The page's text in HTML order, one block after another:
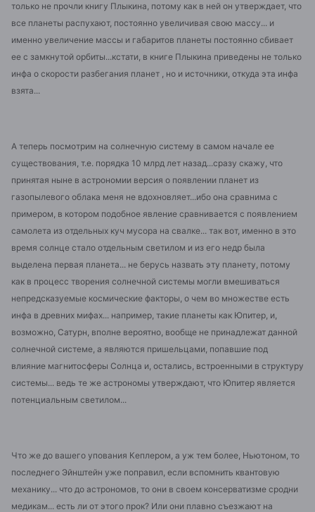
только не прочли книгу Плыкина, потому как в ней он утверждает, что
все планеты распухают, постоянно увеличивая свою массу... и
именно увеличение массы и габаритов планеты постоянно сбивает
ее с замкнутой орбиты...кстати, в книге Плыкина приведены не только
инфа о скорости разбегания планет , но и источники, откуда эта инфа
взята...
А теперь посмотрим на солнечную систему в самом начале ее
существования, т.е. порядка 10 млрд лет назад...сразу скажу, что
принятая ныне в астрономии версия о появлении планет из
газопылевого облака меня не вдохновляет...ибо она сравнима с
примером, в котором подобное явление сравнивается с появлением
самолета из отдельных куч мусора на свалке... так вот, именно в это
время солнце стало отдельным светилом и из его недр была
выделена первая планета... не берусь назвать эту планету, потому
как в процесс творения солнечной системы могли вмешиваться
непредсказуемые космические факторы, о чем во множестве есть
инфа в древних мифах... например, такие планеты как Юпитер, и,
возможно, Сатурн, вполне вероятно, вообще не принадлежат данной
солнечной системе, а являются пришельцами, попавшие под
влияние магнитосферы Солнца и, остались, встроенными в структуру
системы... ведь те же астрономы утверждают, что Юпитер является
потенциальным светилом...
Что же до вашего упования Кеплером, а уж тем более, Ньютоном, то
последнего Эйнштейн уже поправил, если вспомнить квантовую
механику... что до астрономов, то они в своем консерватизме сродни
медикам... есть ли от этого прок? Или они плавно съезжают на